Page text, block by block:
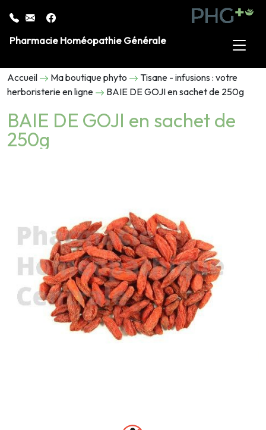
Pharmacie Homéopathie Générale
Accueil Ma boutique phyto
Tisane - infusions : votre
herboristerie en ligne
BAIE DE GOJI en sachet de 250g
BAIE DE GOJI en sachet de
250g